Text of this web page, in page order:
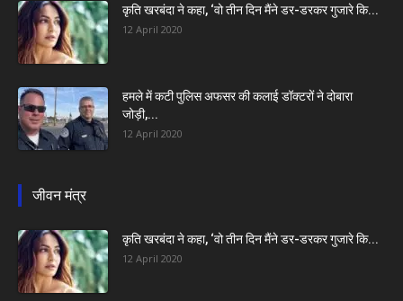
कृति खरबंदा ने कहा, ‘वो तीन दिन मैंने डर-डरकर गुजारे कि...
12 April 2020
हमले में कटी पुलिस अफसर की कलाई डॉक्टरों ने दोबारा
जोड़ी,...
12 April 2020
जीवन मंत्र
कृति खरबंदा ने कहा, ‘वो तीन दिन मैंने डर-डरकर गुजारे कि...
12 April 2020